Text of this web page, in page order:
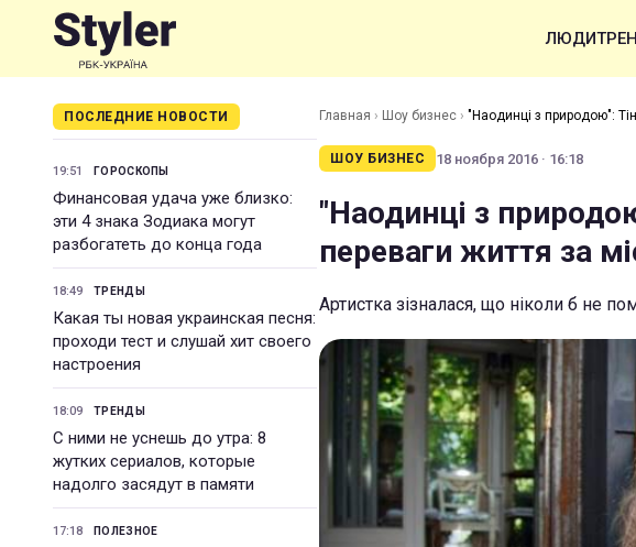
ЛЮДИ
ПОСЛЕДНИЕ НОВОСТИ
19:51 ГОРОСКОПЫ
Финансовая удача уже близко:
эти 4 знака Зодиака могут
разбогатеть до конца года
18:49 ТРЕНДЫ
Какая ты новая украинская песня:
проходи тест и слушай хит своего
настроения
18:09 ТРЕНДЫ
С ними не уснешь до утра: 8
жутких сериалов, которые
надолго засядут в памяти
17:18 ПОЛЕЗНОЕ
Главная › Шоу бизнес › "Наодинці з природою":
ШОУ БИЗНЕС 18 ноября 2016 · 16:18
"Наодинці з
переваги життя за
Артистка зізналася, що ніколи б не